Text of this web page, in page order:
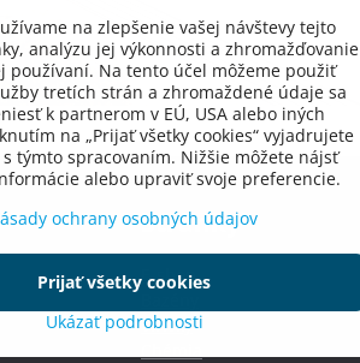
Stránky
E-shop
Vírivky
na zlepšenie vašej návštevy tejto
analýzu jej výkonnosti a zhromažďovanie
používaní. Na tento účel môžeme použiť
tretích strán a zhromaždené údaje sa
k partnerom v EÚ, USA alebo iných
na „Prijať všetky cookies“ vyjadrujete
týmto spracovaním. Nižšie môžete nájsť
alebo upraviť svoje preferencie.
ochrany osobných údajov
Ukázať podrobnosti
Prijať všetky cookies